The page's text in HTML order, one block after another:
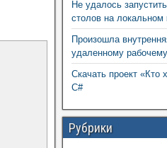
Не удалось
столов на локальном
Произошла
удаленному
Скачать проект «Кто
C#
Рубрики